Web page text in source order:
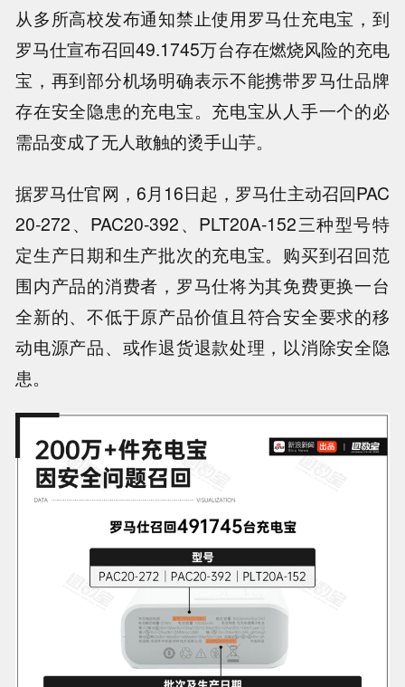
从多所高校发布通知禁止使用罗马仕充电宝，到
罗马仕宣布召回49.1745万台存在燃烧风险的充电
宝，再到部分机场明确表示不能携带罗马仕品牌
存在安全隐患的充电宝。充电宝从人手一个的必
需品变成了无人敢触的烫手山芋。
据罗马仕官网，6月16日起， 罗马仕主动召回PAC
20-272、PAC20-392、PLT20A-152三种型号特
定生产日期和生产批次的充电宝。购买到召回范
围内产品的消费者，罗马仕将为其免费更换一台
全新的、不低于原产品价值且符合安全要求的移
动电源产品、或作退货退款处理，以消除安全隐
患。